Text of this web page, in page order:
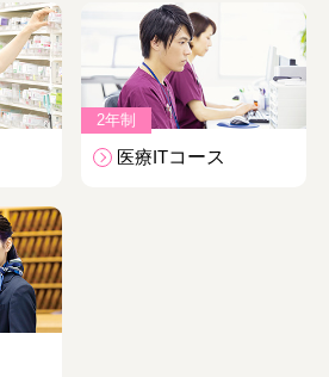
2年制
医療ITコース